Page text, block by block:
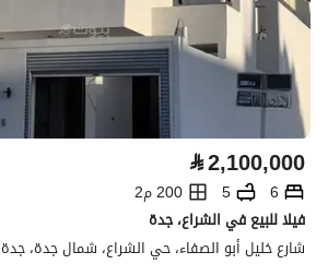
⃁2,100,000
6
5
200 م2
فيلا للبيع في الشراع، جدة
شارع خليل أبو الصفاء، حي الشراع، شمال جدة، جدة